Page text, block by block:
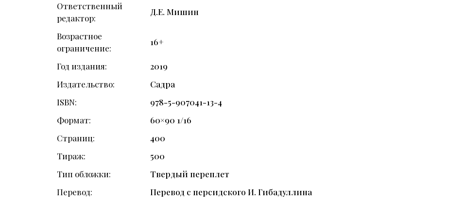
Ответственный
редактор
Д.Е. Мишин
Возрастное
ограничение
16+
Год издания
2019
Издательство
Садра
ISBN
978-5-907041-13-4
Формат
60×90 1/16
Страниц
400
Тираж
500
Тип обложки
Твердый переплет
Перевод
Перевод с персидского И. Гибадуллина